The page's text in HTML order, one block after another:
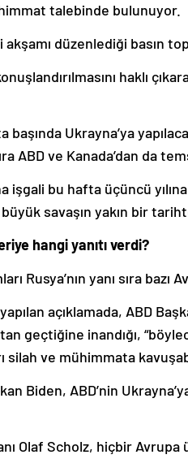
talebinde bulunuyor.
düzenlediği basın
haklı
Ukrayna’ya
ABD ve Kanada’dan da
işgali bu hafta üçüncü
savaşın yakın bir
hangi yanıtı verdi?
Rusya’nın yanı sıra
açıklamada, ABD
geçtiğine inandığı,
silah ve mühimmata
Biden, ABD’nin
Olaf Scholz, hiçbir